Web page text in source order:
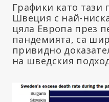
Графики като тази
Швеция с най-
цяла Европа през
пандемията, са
привидно
на шведския